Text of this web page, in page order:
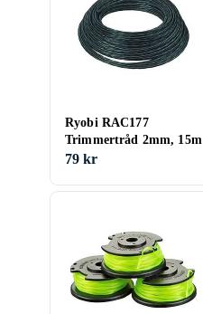
Ryobi RAC177
Trimmertråd 2mm, 15m
79 kr